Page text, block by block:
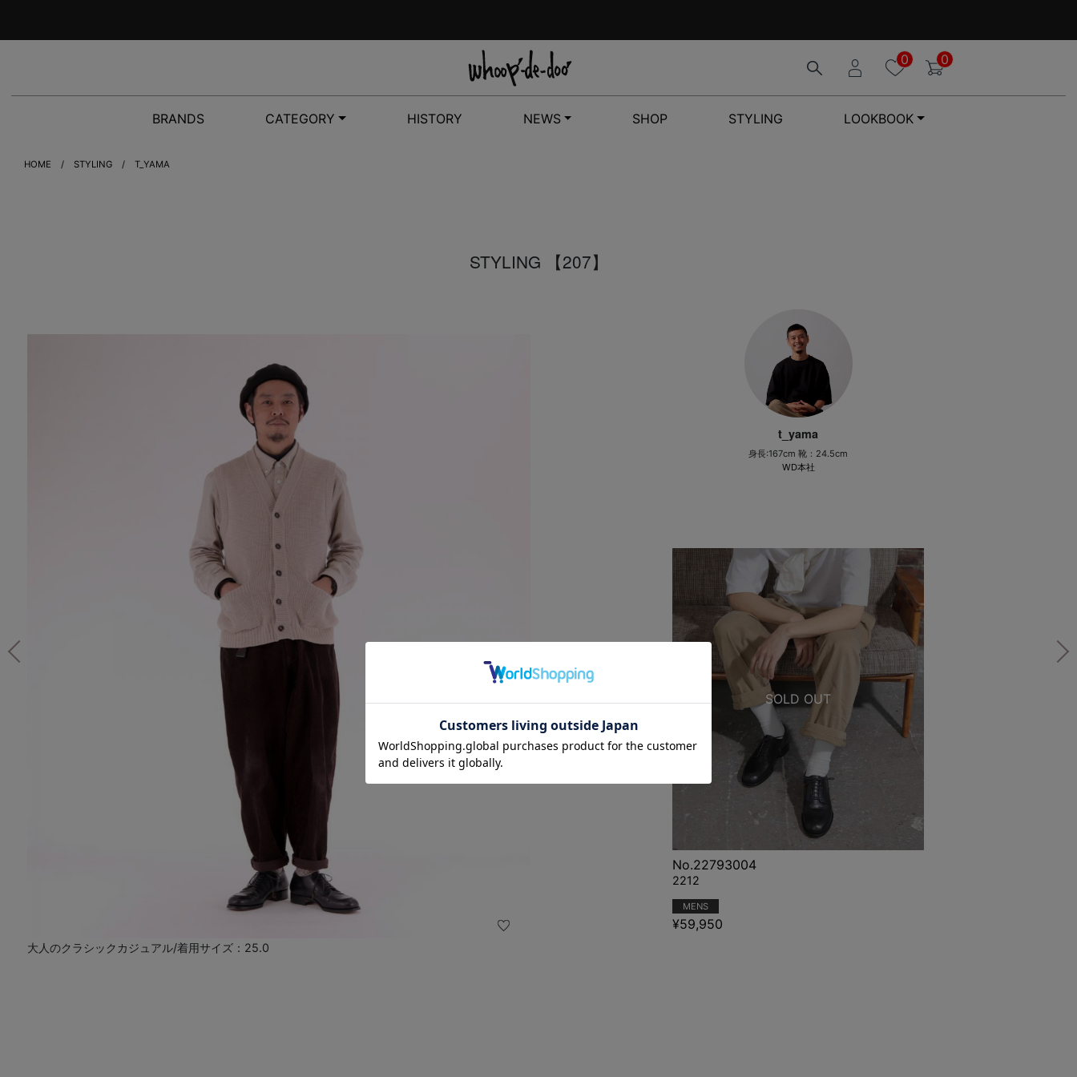
0 0
BRANDS CATEGORY HISTORY NEWS SHOP STYLING LOOKBOOK
HOME STYLING T_YAMA
STYLING 【207】
大人のクラシックカジュアル/着用サイズ：25.0
t_yama
身長:167cm 靴：24.5cm
WD本社
No.22793004
2212
MENS
¥59,950